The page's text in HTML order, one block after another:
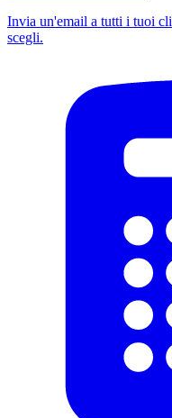
Invia un'email a tutti i tuoi
scegli.